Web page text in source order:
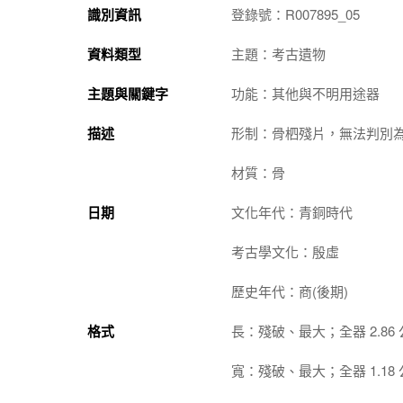
識別資訊 登錄號：R007895_05
資料類型 主題：考古遺物
主題與關鍵字 功能：其他與不明用途器
描述 形制：骨柶殘片，無法判別
材質：骨
日期 文化年代：青銅時代
考古學文化：殷虛
歷史年代：商(後期)
格式 長：殘破、最大；全器 2.86
寬：殘破、最大；全器 1.18